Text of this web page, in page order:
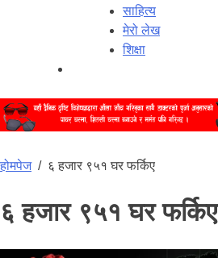
साहित्य
मेरो लेख
शिक्षा
होमपेज/ ६ हजार ९५१ घर फर्किए
६ हजार ९५१ घर फर्किए